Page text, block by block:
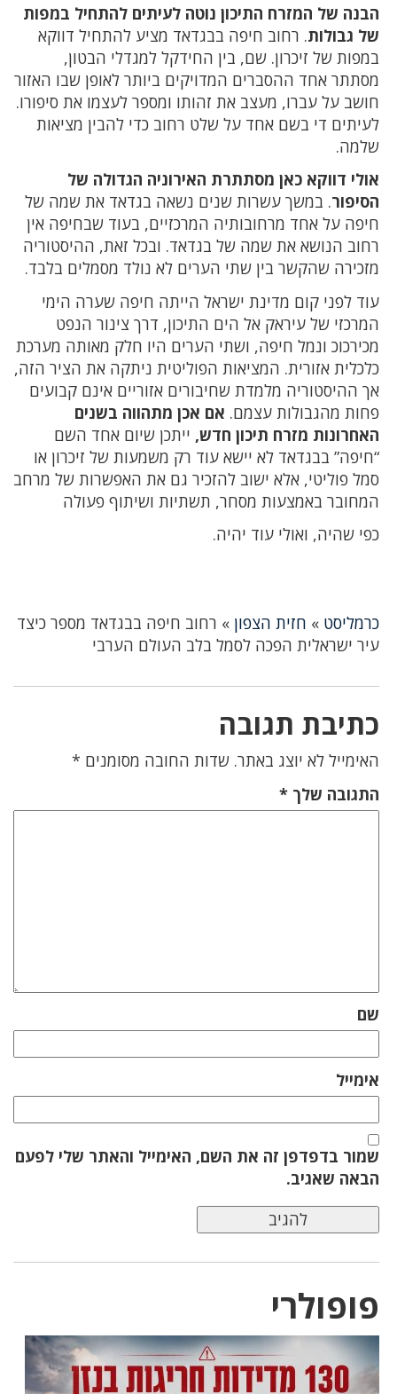
הבנה של המזרח התיכון נוטה לעיתים להתחיל במפות
של גבולות. רחוב חיפה בבגדאד מציע להתחיל דווקא
במפות של זיכרון. שם, בין החידקל למגדלי הבטון,
מסתתר אחד ההסברים המדויקים ביותר לאופן שבו האזור
חושב על עברו, מעצב את זהותו ומספר לעצמו את סיפורו.
לעיתים די בשם אחד על שלט רחוב כדי להבין מציאות
שלמה.
אולי דווקא כאן מסתתרת האירוניה הגדולה של
הסיפור. במשך עשרות שנים נשאה בגדאד את שמה של
חיפה על אחד מרחובותיה המרכזיים, בעוד שבחיפה אין
רחוב הנושא את שמה של בגדאד. ובכל זאת, ההיסטוריה
מזכירה שהקשר בין שתי הערים לא נולד מסמלים בלבד.
עוד לפני קום מדינת ישראל הייתה חיפה שערה הימי
המרכזי של עיראק אל הים התיכון, דרך צינור הנפט
מכירכוכ ונמל חיפה, ושתי הערים היו חלק מאותה מערכת
כלכלית אזורית. המציאות הפוליטית ניתקה את הציר הזה,
אך ההיסטוריה מלמדת שחיבורים אזוריים אינם קבועים
פחות מהגבולות עצמם. אם אכן מתהווה בשנים
האחרונות מזרח תיכון חדש, ייתכן שיום אחד השם
“חיפה” בבגדאד לא יישא עוד רק משמעות של זיכרון או
סמל פוליטי, אלא ישוב להזכיר גם את האפשרות של מרחב
המחובר באמצעות מסחר, תשתיות ושיתוף פעולה
כפי שהיה, ואולי עוד יהיה.
כרמליסט » חזית הצפון » רחוב חיפה בבגדאד מספר כיצד
עיר ישראלית הפכה לסמל בלב העולם הערבי
כתיבת תגובה
האימייל לא יוצג באתר. שדות החובה מסומנים *
התגובה שלך *
שם
אימייל
שמור בדפדפן זה את השם, האימייל והאתר שלי לפעם
הבאה שאגיב.
פופולרי